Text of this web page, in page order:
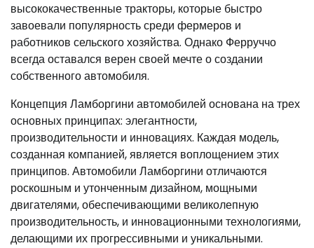
высококачественные тракторы, которые быстро
завоевали популярность среди фермеров и
работников сельского хозяйства. Однако Ферруччо
всегда оставался верен своей мечте о создании
собственного автомобиля.
Концепция Ламборгини автомобилей основана на трех
основных принципах: элегантности,
производительности и инновациях. Каждая модель,
созданная компанией, является воплощением этих
принципов. Автомобили Ламборгини отличаются
роскошным и утонченным дизайном, мощными
двигателями, обеспечивающими великолепную
производительность, и инновационными технологиями,
делающими их прогрессивными и уникальными.